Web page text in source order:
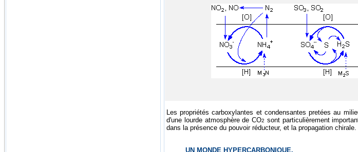
Les propriétés carboxylantes et condensantes pretées au
d'une lourde atmosphère de CO2 sont particulièrement
dans la présence du pouvoir réducteur, et la propagation chirale.
UN MONDE HYPERCARBONIQUE.